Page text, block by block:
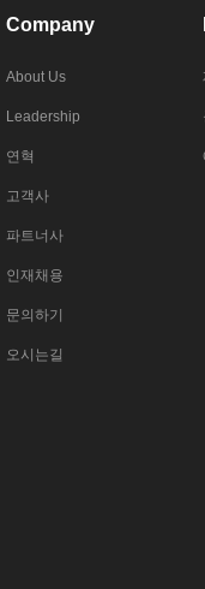
Company
About Us
Leadership
연혁
고객사
파트너사
인재채용
문의하기
오시는길